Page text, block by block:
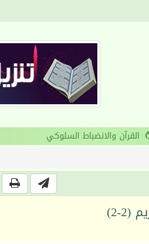
القرآن والانضباط السلوكي
2)